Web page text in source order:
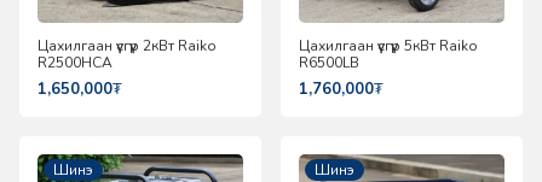
Цахилгаан үүсгүүр 2кВт Raiko
R2500HCA
1,650,000₮
Цахилгаан үүсгүүр 5кВт Raiko
R6500LB
1,760,000₮
Шинэ Шинэ